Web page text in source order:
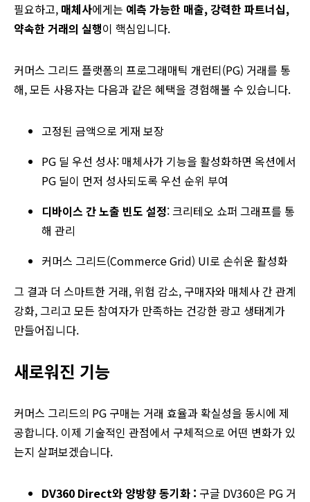
필요하고, 매체사에게는 예측 가능한 매출, 강력한 파트너십,
약속한 거래의 실행이 핵심입니다.
커머스 그리드 플랫폼의 프로그래매틱 개런티(PG) 거래를 통
해, 모든 사용자는 다음과 같은 혜택을 경험해볼 수 있습니다.
고정된 금액으로 게재 보장
PG 딜 우선 성사: 매체사가 기능을 활성화하면 옥션에서
PG 딜이 먼저 성사되도록 우선 순위 부여
디바이스 간 노출 빈도 설정: 크리테오 쇼퍼 그래프를 통
해 관리
커머스 그리드(Commerce Grid) UI로 손쉬운 활성화
그 결과 더 스마트한 거래, 위험 감소, 구매자와 매체사 간 관계
강화, 그리고 모든 참여자가 만족하는 건강한 광고 생태계가
만들어집니다.
새로워진 기능
커머스 그리드의 PG 구매는 거래 효율과 확실성을 동시에 제
공합니다. 이제 기술적인 관점에서 구체적으로 어떤 변화가 있
는지 살펴보겠습니다.
DV360 Direct와 양방향 동기화 : 구글 DV360은 PG 거